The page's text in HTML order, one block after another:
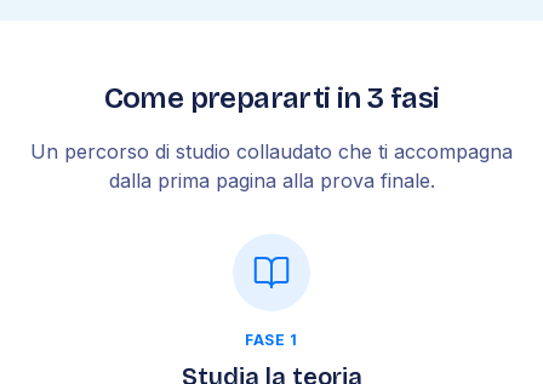
Come prepararti in 3 fasi
Un percorso di studio collaudato che ti accompagna
dalla prima pagina alla prova finale.
FASE 1
Studia la teoria